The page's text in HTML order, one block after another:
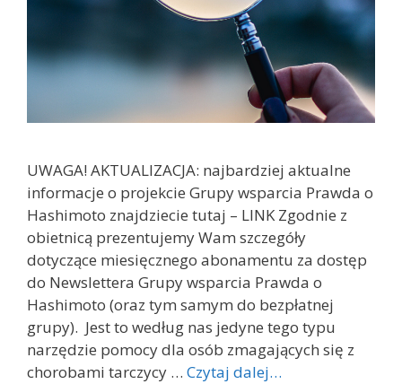
UWAGA! AKTUALIZACJA: najbardziej aktualne
informacje o projekcie Grupy wsparcia Prawda o
Hashimoto znajdziecie tutaj – LINK Zgodnie z
obietnicą prezentujemy Wam szczegóły
dotyczące miesięcznego abonamentu za dostęp
do Newslettera Grupy wsparcia Prawda o
Hashimoto (oraz tym samym do bezpłatnej
grupy). Jest to według nas jedyne tego typu
narzędzie pomocy dla osób zmagających się z
chorobami tarczycy … Czytaj dalej…